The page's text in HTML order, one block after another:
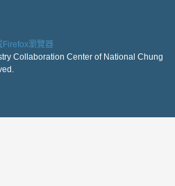
瀏覽器
Collaboration Center of National Chung